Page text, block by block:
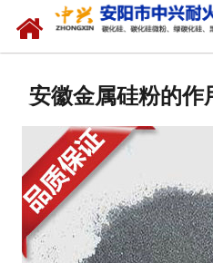
安徽金属硅粉的作